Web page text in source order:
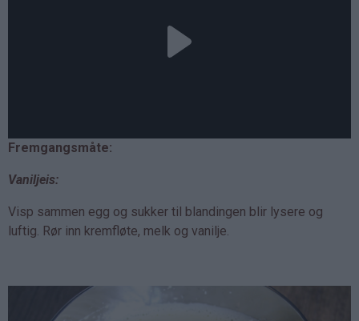
Fremgangsmåte:
Vaniljeis:
Visp sammen egg og sukker til blandingen blir lysere og
luftig. Rør inn kremfløte, melk og vanilje.